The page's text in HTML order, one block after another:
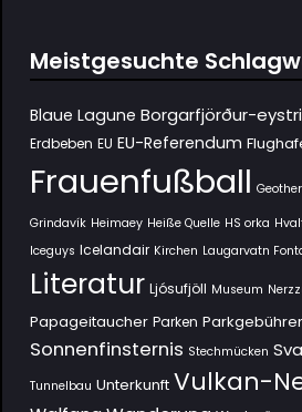
Meistgesuchte
Blaue Lagune Borgarfjörður-eystri
Erdbeben EU EU-Referendum
Frauenfußball
Grindavík Heimaey Heiße Quelle HS orka
Iceguys Icelandair Kirchen Laugarvatn
Literatur Ljósufjöll Museum
Papageitaucher Parken
Sonnenfinsternis Stechmücken
Tunnelbau Unterkunft Vulkan-